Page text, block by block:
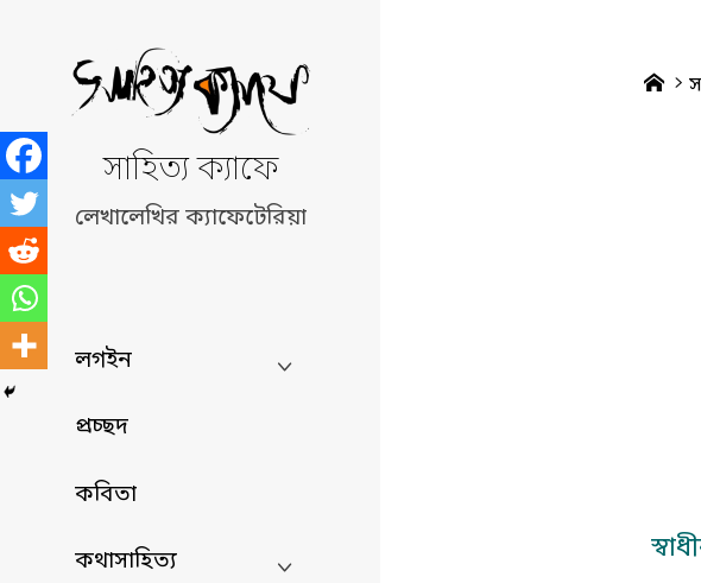
content
সাহিত্য ক্যাফে
লেখালেখির ক্যাফেটেরিয়া
লগইন
প্রচ্ছদ
কবিতা
কথাসাহিত্য